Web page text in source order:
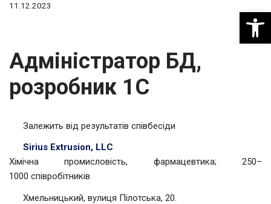
11.12.2023
Адміністратор БД,
розробник 1С
Залежить від результатів співбесіди
Sirius Extrusion, LLC
Хімічна промисловість, фармацевтика; 250–
1000 співробітників
Хмельницький, вулиця Пілотська, 20.